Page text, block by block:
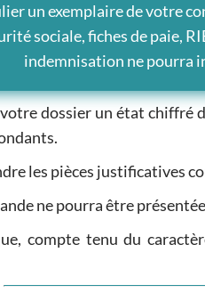
un exemplaire de votre
sociale, fiches de paie,
indemnisation ne pourra
dossier un état chiffré
les pièces justificatives
ne pourra être
compte tenu du